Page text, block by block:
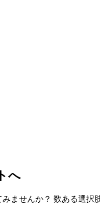
へ
ませんか？ 数ある選